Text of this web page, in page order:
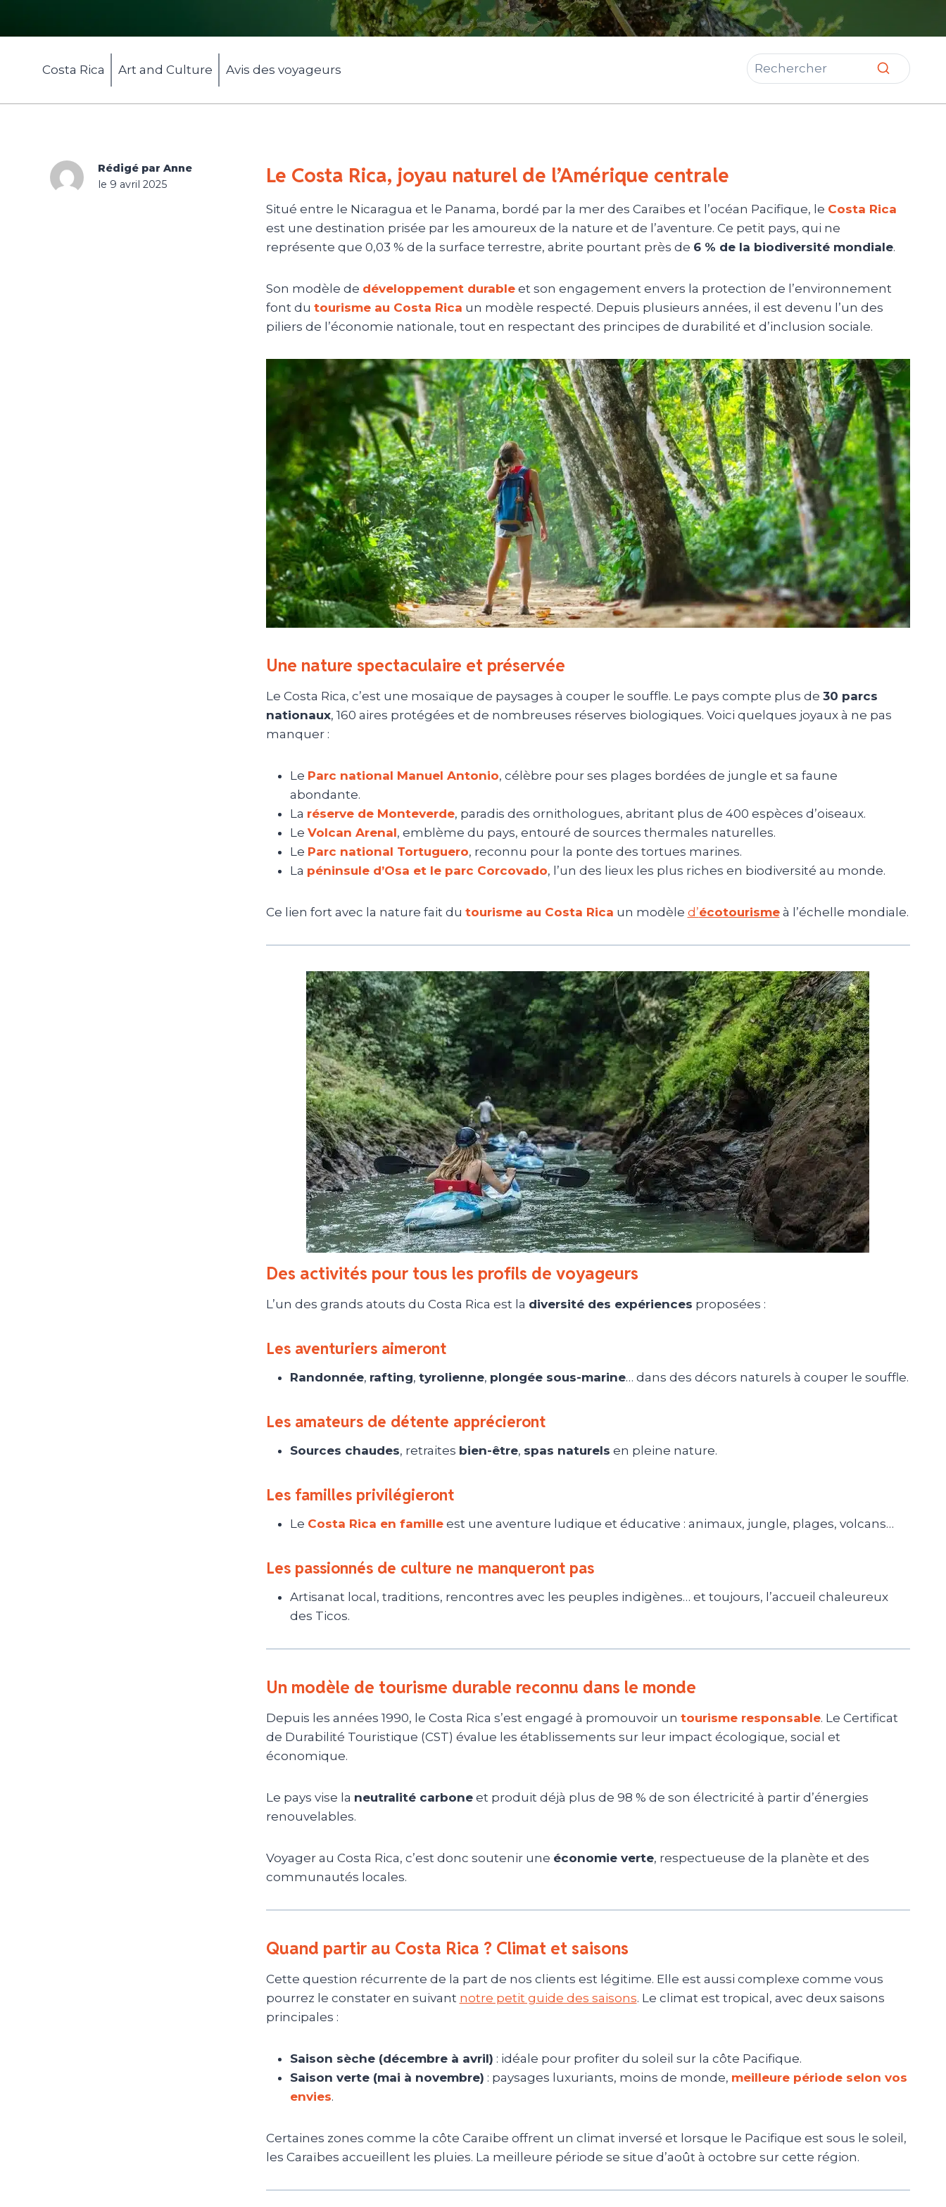
Costa Rica Art and Culture Avis des voyageurs
Rédigé par Anne
le 9 avril 2025
Le Costa Rica, joyau naturel de l’Amérique centrale
Situé entre le Nicaragua et le Panama, bordé par la mer des Caraïbes et l’océan Pacifique, le Costa Rica
est une destination prisée par les amoureux de la nature et de l’aventure. Ce petit pays, qui ne
représente que 0,03 % de la surface terrestre, abrite pourtant près de 6 % de la biodiversité mondiale.
Son modèle de développement durableet son engagement envers la protection de l’environnement
font du tourisme au Costa Rica un modèle respecté. Depuis plusieurs années, il est devenu l’un des
piliers de l’économie nationale, tout en respectant des principes de durabilité et d’inclusion sociale.
Une nature spectaculaire et préservée
Le Costa Rica, c’est une mosaïque de paysages à couper le souffle. Le pays compte plus de 30 parcs
nationaux, 160 aires protégées et de nombreuses réserves biologiques. Voici quelques joyaux à ne pas
manquer :
Le Parc national Manuel Antonio, célèbre pour ses plages bordées de jungle et sa faune
abondante.
La réserve de Monteverde, paradis des ornithologues, abritant plus de 400 espèces d’oiseaux.
Le Volcan Arenal, emblème du pays, entouré de sources thermales naturelles.
Le Parc national Tortuguero, reconnu pour la ponte des tortues marines.
La péninsule d’Osa et le parc Corcovado, l’un des lieux les plus riches en biodiversité au monde.
Ce lien fort avec la nature fait du tourisme au Costa Rica un modèle d’écotourismeà l’échelle mondiale.
Des activités pour tous les profils de voyageurs
L’un des grands atouts du Costa Rica est la diversité des expériences proposées :
Les aventuriers aimeront
Randonnée, rafting, tyrolienne, plongée sous-marine… dans des décors naturels à couper le souffle.
Les amateurs de détente apprécieront
Sources chaudes, retraites bien-être, spas naturels en pleine nature.
Les familles privilégieront
Le Costa Rica en familleest une aventure ludique et éducative : animaux, jungle, plages, volcans…
Les passionnés de culture ne manqueront pas
Artisanat local, traditions, rencontres avec les peuples indigènes… et toujours, l’accueil chaleureux
des Ticos.
Un modèle de tourisme durable reconnu dans le monde
Depuis les années 1990, le Costa Rica s’est engagé à promouvoir un tourisme responsable. Le Certificat
de Durabilité Touristique (CST) évalue les établissements sur leur impact écologique, social et
économique.
Le pays vise la neutralité carboneet produit déjà plus de 98 % de son électricité à partir d’énergies
renouvelables.
Voyager au Costa Rica, c’est donc soutenir une économie verte, respectueuse de la planète et des
communautés locales.
Quand partir au Costa Rica ? Climat et saisons
Cette question récurrente de la part de nos clients est légitime. Elle est aussi complexe comme vous
pourrez le constater en suivant notre petit guide des saisons. Le climat est tropical, avec deux saisons
principales :
Saison sèche (décembre à avril) : idéale pour profiter du soleil sur la côte Pacifique.
Saison verte (mai à novembre) : paysages luxuriants, moins de monde, meilleure période selon vos
envies.
Certaines zones comme la côte Caraïbe offrent un climat inversé et lorsque le Pacifique est sous le soleil,
les Caraïbes accueillent les pluies. La meilleure période se situe d’août à octobre sur cette région.